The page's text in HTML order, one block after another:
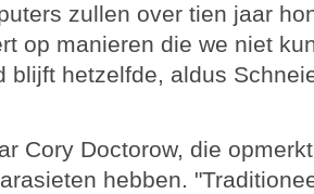
zullen over tien jaar
op manieren die we niet
blijft hetzelfde, aldus
Cory Doctorow, die
hebben.